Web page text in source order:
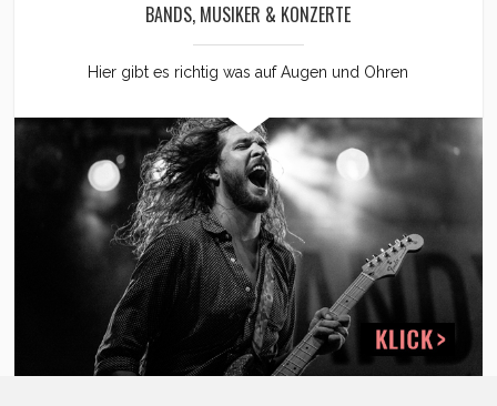
BANDS, MUSIKER & KONZERTE
Hier gibt es richtig was auf Augen und Ohren